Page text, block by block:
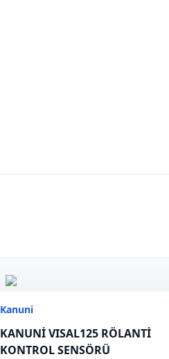
Kanuni
KANUNİ VISAL125 RÖLANTİ
KONTROL SENSÖRÜ